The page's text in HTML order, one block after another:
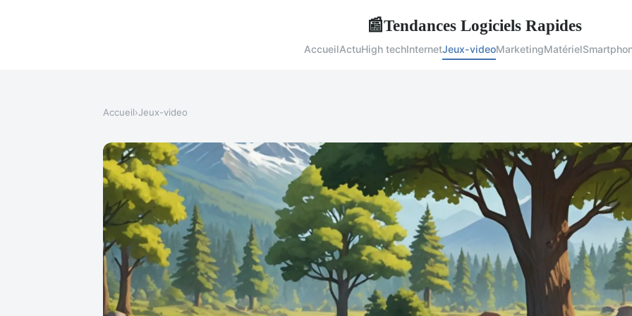
📰Tendances Logiciels Rapides
AccueilActuHigh techInternetJeux-videoMarketingMatériel
Accueil›Jeux-video